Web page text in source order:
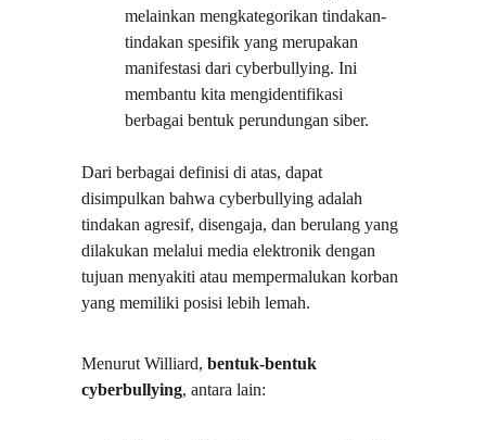
melainkan mengkategorikan tindakan-
tindakan spesifik yang merupakan
manifestasi dari cyberbullying. Ini
membantu kita mengidentifikasi
berbagai bentuk perundungan siber.
Dari berbagai definisi di atas, dapat
disimpulkan bahwa cyberbullying adalah
tindakan agresif, disengaja, dan berulang yang
dilakukan melalui media elektronik dengan
tujuan menyakiti atau mempermalukan korban
yang memiliki posisi lebih lemah.
Menurut Williard, bentuk-bentuk
cyberbullying, antara lain: